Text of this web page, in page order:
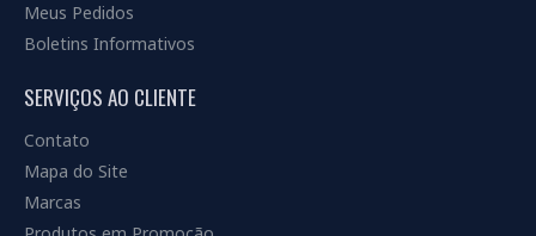
Meus Pedidos
Boletins Informativos
SERVIÇOS AO CLIENTE
Contato
Mapa do Site
Marcas